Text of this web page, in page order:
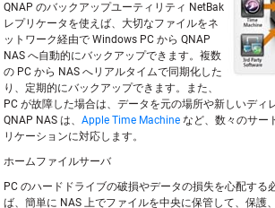
QNAP のバックアップユーティリティ NetBak
レプリケータを使えば、大切なファイルをネ
ットワーク経由で Windows PC から QNAP
NAS へ自動的にバックアップできます。複数
の PC から NAS へリアルタイムで同期化した
り、定期的にバックアップできます。また、
PC が故障した場合は、データを元の場所や新しいデ
QNAP NAS は、 Apple Time Machine など、数々のサー
リケーションに対応します。
ホームファイルサーバ
PC のハードドライブの破損やデータの損失を心配す
ば、簡単に NAS 上でファイルを中央に保管して、保護